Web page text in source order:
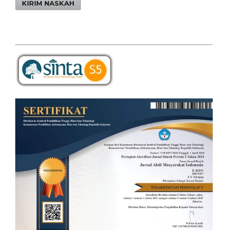
KIRIM NASKAH